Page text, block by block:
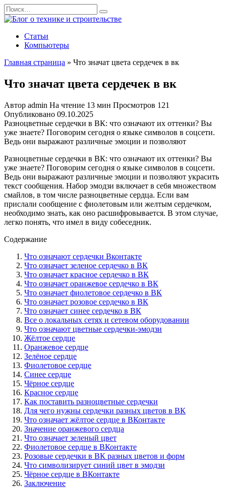
Перейти
к
Search
for:
Статьи
Компьютеры
Главная страница » Что значат цвета сердечек в вк
Что значат цвета сердечек в вк
Автор admin На чтение 13 мин Просмотров 121
Опубликовано 09.10.2025
Разноцветные сердечки в ВК: что означают их оттенки? Вы
уже знаете? Поговорим сегодня о языке символов в соцсети.
Ведь они выражают различные эмоции и позволяют
Разноцветные сердечки в ВК: что означают их оттенки? Вы
уже знаете? Поговорим сегодня о языке символов в соцсети.
Ведь они выражают различные эмоции и позволяют украсить
текст сообщения. Набор эмодзи включает в себя множеством
смайлов, в том числе разноцветные сердца. Если вам
прислали сообщение с фиолетовым или желтым сердечком,
необходимо знать, как оно расшифровывается. В этом случае,
легко понять, что имел в виду собеседник.
Содержание
Что означают сердечки Вконтакте
Что означает зеленое сердечко в ВК
Что означает красное сердечко в ВК
Что означает оранжевое сердечко в ВК
Что означает фиолетовое сердечко в ВК
Что означает розовое сердечко в ВК
Что означает синее сердечко в ВК
Все о локальных сетях и сетевом оборудовании
Что означают цветные сердечки-эмодзи
Жёлтое сердце
Оранжевое сердце
Зелёное сердце
Фиолетовое сердце
Синее сердце
Чёрное сердце
Красное сердце
Как поставить разноцветные сердечки
Для чего нужны сердечки разных цветов в ВК
Что означает жёлтое сердце в ВКонтакте
Значение оранжевого сердца
Что означает зеленый цвет
Фиолетовое сердце в ВКонтакте
Розовые сердечки в ВК разных цветов и форм
Что символизирует синий цвет в эмодзи
Чёрное сердце в ВКонтакте
Заключение